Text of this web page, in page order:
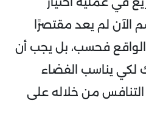
الآن لم يعد مقتصرًا
فحسب، بل يجب أن
لكي يناسب الفضاء
التنافس من خلاله على